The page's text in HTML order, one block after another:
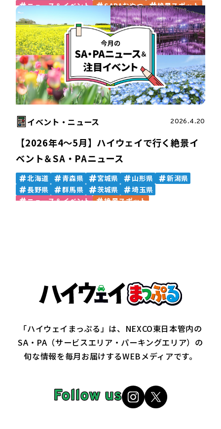
ニュース＆イベント
SAPAおやつ 絶景スポット
イベント・ニュース 2026.4.20
【2026年4～5月】ハイウェイで行く絶景イ
ベント＆SA・PAニュース
北海道 青森県 宮城県 山形県
新潟県
長野県
群馬県 茨城県
埼玉県
ニュース＆イベント
絶景スポット
「ハイウェイまっぷる」は、NEXCO東日本管内の
SA・PA（サービスエリア・パーキングエリア）の
旬な情報を毎月お届けするWEBメディアです。